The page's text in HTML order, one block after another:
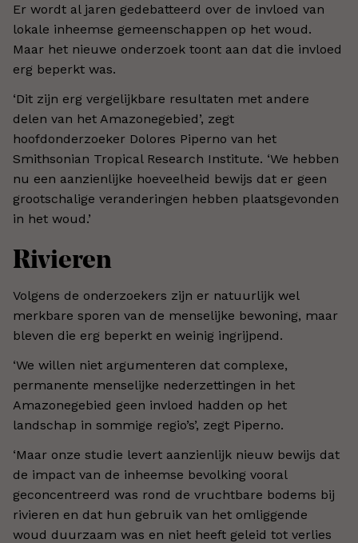
Er wordt al jaren gedebatteerd over de invloed van
lokale inheemse gemeenschappen op het woud.
Maar het nieuwe onderzoek toont aan dat die invloed
erg beperkt was.
‘Dit zijn erg vergelijkbare resultaten met andere
delen van het Amazonegebied’, zegt
hoofdonderzoeker Dolores Piperno van het
Smithsonian Tropical Research Institute. ‘We hebben
nu een aanzienlijke hoeveelheid bewijs dat er geen
grootschalige veranderingen hebben plaatsgevonden
in het woud.’
Rivieren
Volgens de onderzoekers zijn er natuurlijk wel
merkbare sporen van de menselijke bewoning, maar
bleven die erg beperkt en weinig ingrijpend.
‘We willen niet argumenteren dat complexe,
permanente menselijke nederzettingen in het
Amazonegebied geen invloed hadden op het
landschap in sommige regio’s’, zegt Piperno.
‘Maar onze studie levert aanzienlijk nieuw bewijs dat
de impact van de inheemse bevolking vooral
geconcentreerd was rond de vruchtbare bodems bij
rivieren en dat hun gebruik van het omliggende
woud duurzaam was en niet heeft geleid tot verlies